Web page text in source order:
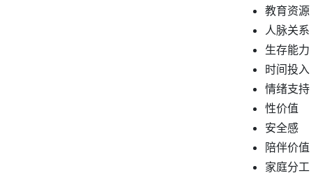
教育资源
人脉关系
生存能力
时间投入
情绪支持
性价值
安全感
陪伴价值
家庭分工